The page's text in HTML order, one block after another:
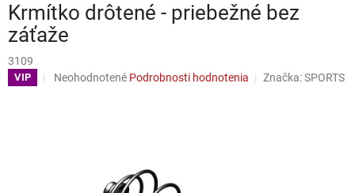
Krmítko drôtené - priebežné bez
záťaže
3109
VIP Priemerné hodnotenie produktu je 0,0 z 5 hviezdičiek.
Neohodnotené Podrobnosti hodnotenia Značka:SPORTS